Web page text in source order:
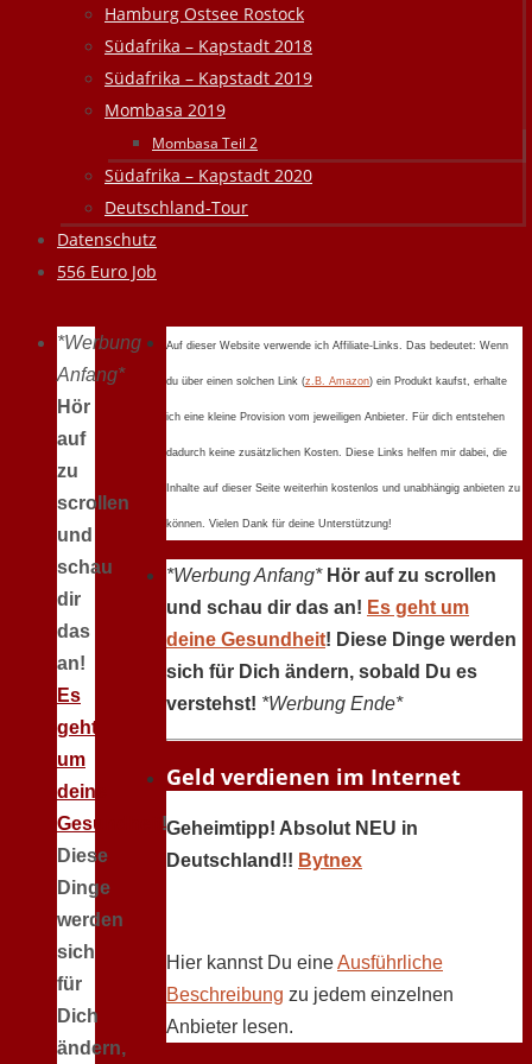
Hamburg Ostsee Rostock
Südafrika – Kapstadt 2018
Südafrika – Kapstadt 2019
Mombasa 2019
Mombasa Teil 2
Südafrika – Kapstadt 2020
Deutschland-Tour
Datenschutz
556 Euro Job
*Werbung
Anfang*
Hör
auf
zu
scrollen
und
schau
dir
das
an!
Es
geht
um
deine
Gesundheit !
Diese
Dinge
werden
sich
für
Dich
ändern,
Auf dieser Website verwende ich Affiliate-Links. Das bedeutet: Wenn
du über einen solchen Link (z.B. Amazon) ein Produkt kaufst, erhalte
ich eine kleine Provision vom jeweiligen Anbieter. Für dich entstehen
dadurch keine zusätzlichen Kosten. Diese Links helfen mir dabei, die
Inhalte auf dieser Seite weiterhin kostenlos und unabhängig anbieten zu
können. Vielen Dank für deine Unterstützung!
*Werbung Anfang* Hör auf zu scrollen
und schau dir das an! Es geht um
deine Gesundheit! Diese Dinge werden
sich für Dich ändern, sobald Du es
verstehst! *Werbung Ende*
Geld verdienen im Internet
Geheimtipp! Absolut NEU in
Deutschland!! Bytnex
Hier kannst Du eineAusführliche
Beschreibung zu jedem einzelnen
Anbieter lesen.